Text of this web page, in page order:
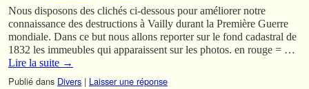
Nous disposons des clichés ci-dessous pour améliorer notre
connaissance des destructions à Vailly durant la Première Guerre
mondiale. Dans ce but nous allons reporter sur le fond cadastral de
1832 les immeubles qui apparaissent sur les photos. en rouge = …
Lire la suite →
Publié dans Divers | Laisser une réponse